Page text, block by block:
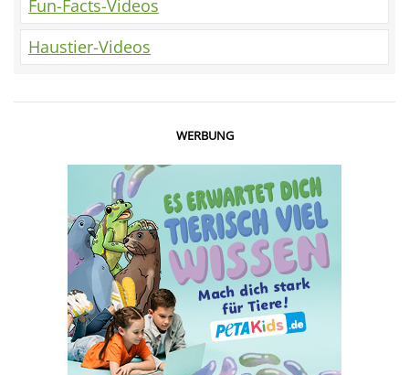
Fun-Facts-Videos
Haustier-Videos
WERBUNG